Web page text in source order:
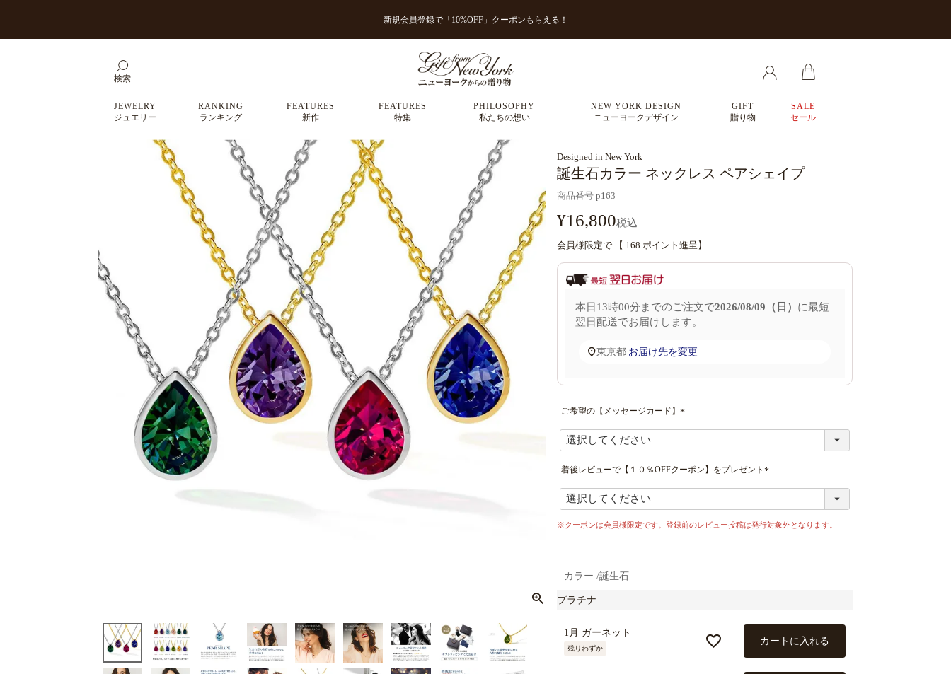
新規会員登録で「10%OFF」クーポンもらえる！
検索
JEWELRY
ジュエリー
RANKING
ランキング
FEATURES
新作
FEATURES
特集
PHILOSOPHY
私たちの想い
NEW YORK DESIGN
ニューヨークデザイン
GIFT
贈り物
SALE
セール
Designed in New York
誕生石カラー ネックレス ペアシェイプ
商品番号 p163
¥16,800税込
会員様限定で 【 168 ポイント進呈】
本日 13時00分 までのご注文で2026/08/09（日） に最短
翌日配送でお届けします。
東京都 お届け先を変更
ご希望の【メッセージカード】
着後レビューで【１０％OFFクーポン】をプレゼント
※クーポンは会員様限定です。登録前のレビュー投稿は発行対象外となります。
カラー 誕生石
プラチナ
1月 ガーネット
残りわずか
カートに入れる